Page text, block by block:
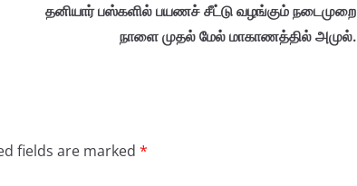
தனியார் பஸ்களில் பயணச் சீட்டு வழங்கும் நடைமுறை
நாளை முதல் மேல் மாகாணத்தில் அமுல்.
fields are marked *